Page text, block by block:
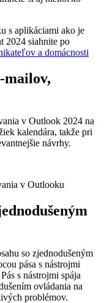
s aplikáciami ako je
2024 siahnite po
a domácnosti
mailov,
v Outlook 2024 na
kalendára, takže pri
návrhy.
so zjednodušeným
pása s nástrojmi
s nástrojmi spája
ovládania na
problémov.